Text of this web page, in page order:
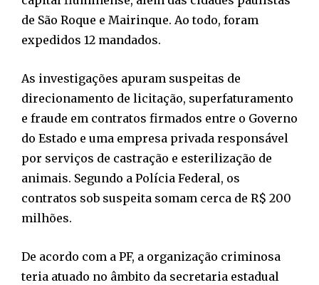
de São Roque e Mairinque. Ao todo, foram
expedidos 12 mandados.
As investigações apuram suspeitas de
direcionamento de licitação, superfaturamento
e fraude em contratos firmados entre o Governo
do Estado e uma empresa privada responsável
por serviços de castração e esterilização de
animais. Segundo a Polícia Federal, os
contratos sob suspeita somam cerca de R$ 200
milhões.
De acordo com a PF, a organização criminosa
teria atuado no âmbito da secretaria estadual